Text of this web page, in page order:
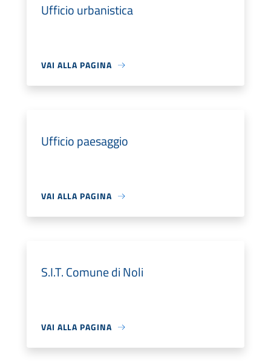
Ufficio urbanistica
VAI ALLA PAGINA
Ufficio paesaggio
VAI ALLA PAGINA
S.I.T. Comune di Noli
VAI ALLA PAGINA